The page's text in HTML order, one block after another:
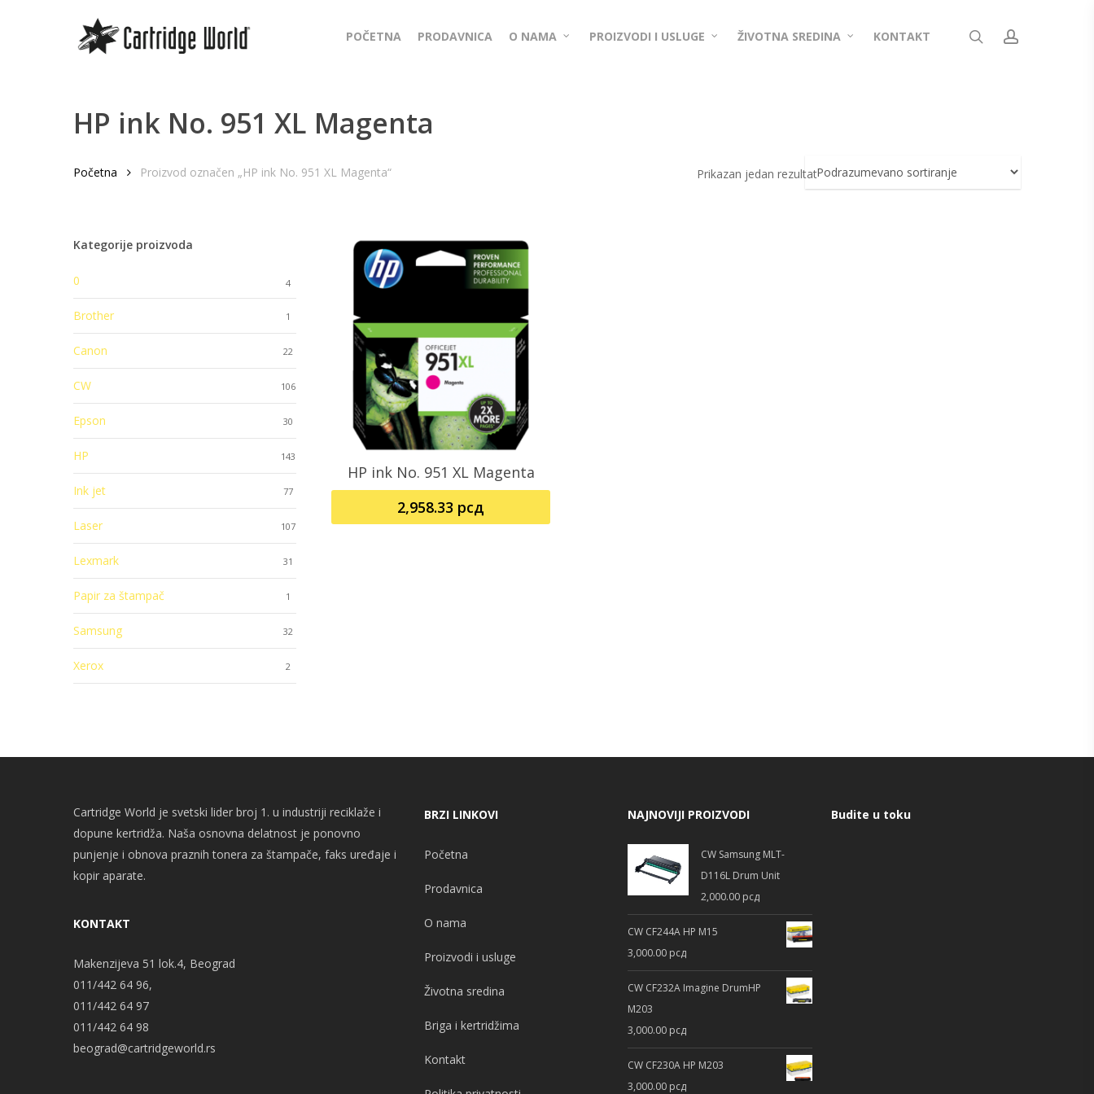
POČETNA PRODAVNICA O NAMA PROIZVODI I USLUGE ŽIVOTNA SREDINA KONTAKT searchaccount
HP ink No. 951 XL Magenta
Prikazan jedan rezultat
Početna Proizvod označen „HP ink No. 951 XL Magenta“
Kategorije proizvoda
0 4
Brother 1
Canon 22
CW 106
Epson 30
HP 143
Ink jet 77
Laser 107
Lexmark 31
Papir za štampač 1
Samsung 32
Xerox 2
Pročitajte Još
HP ink No. 951 XL Magenta
2,958.33 рсд
Cartridge World je svetski lider broj 1. u industriji reciklaže i
dopune kertridža. Naša osnovna delatnost je ponovno
punjenje i obnova praznih tonera za štampače, faks uređaje i
kopir aparate.
KONTAKT
Makenzijeva 51 lok.4, Beograd
011/442 64 96,
011/442 64 97
011/442 64 98
beograd@cartridgeworld.rs
BRZI LINKOVI
Početna
Prodavnica
O nama
Proizvodi i usluge
Životna sredina
Briga i kertridžima
Kontakt
NAJNOVIJI PROIZVODI
CW Samsung MLT-
D116L Drum Unit
2,000.00 рсд
CW CF244A HP M15
3,000.00 рсд
CW CF232A Imagine DrumHP
M203
3,000.00 рсд
CW CF230A HP M203
3,000.00 рсд
Budite u toku